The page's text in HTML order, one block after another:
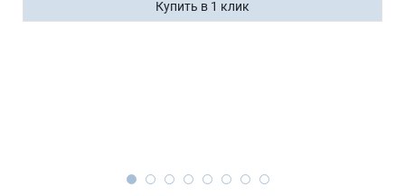
Купить в 1 клик